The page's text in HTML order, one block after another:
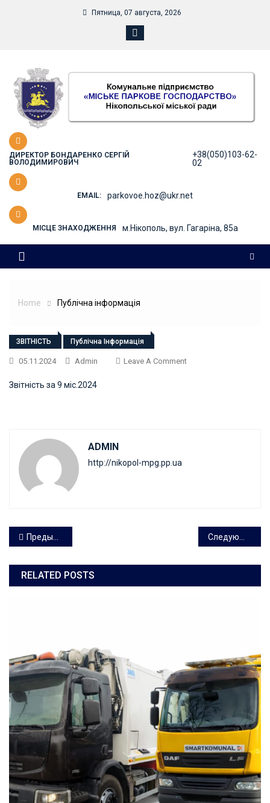
Пятница, 07 августа, 2026
ДИРЕКТОР БОНДАРЕНКО СЕРГІЙ
ВОЛОДИМИРОВИЧ
+38(050)103-62-
02
EMAIL: parkovoe.hoz@ukr.net
МІСЦЕ ЗНАХОДЖЕННЯ м.Нікополь, вул. Гагаріна, 85а
Home Публічна інформація
ЗВІТНІСТЬ Публічна Інформація
05.11.2024 Admin Leave A CommentOn
Звітність за 9 міс.2024
ADMIN
http://nikopol-mpg.pp.ua
Навигация
по
записям
Предыдущая запись
RELATED POSTS